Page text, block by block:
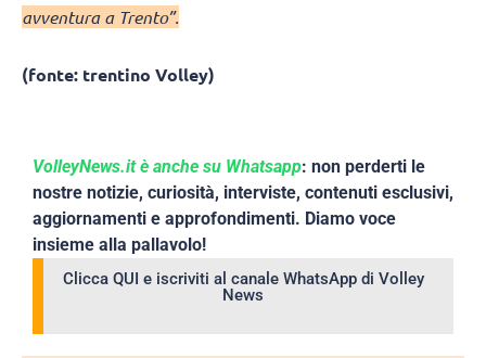
avventura a Trento”.
(fonte: trentino Volley)
VolleyNews.it è anche su Whatsapp: non perderti le
nostre notizie, curiosità, interviste, contenuti esclusivi,
aggiornamenti e approfondimenti. Diamo voce
insieme alla pallavolo!
Clicca QUI e iscriviti al canale WhatsApp di Volley
News